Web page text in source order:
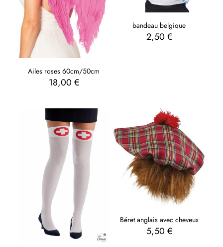
Ailes roses 60cm/50cm
18,00 €
bandeau belgique
2,50 €
Béret anglais avec cheveux
5,50 €